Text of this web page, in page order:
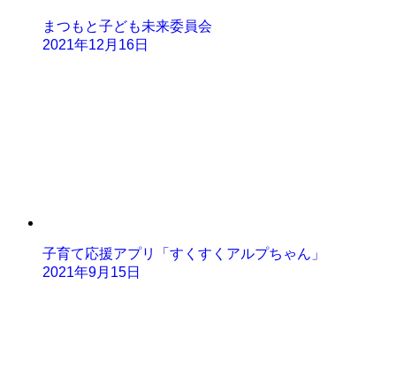
まつもと子ども未来委員会
2021年12月16日
子育て応援アプリ「すくすくアルプちゃん」
2021年9月15日